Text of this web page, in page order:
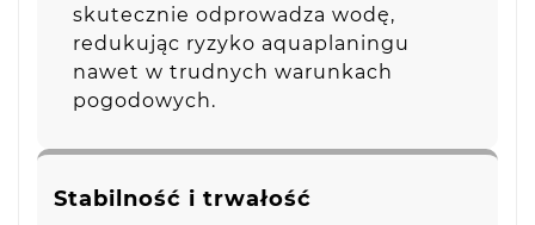
skutecznie odprowadza wodę,
redukując ryzyko aquaplaningu
nawet w trudnych warunkach
pogodowych.
Stabilność i trwałość